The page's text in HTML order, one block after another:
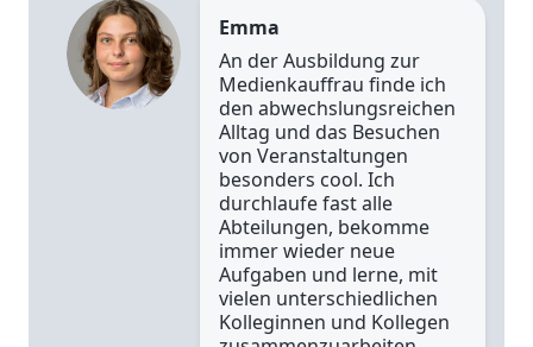
Emma
An der Ausbildung zur
Medienkauffrau finde ich
den abwechslungsreichen
Alltag und das Besuchen
von Veranstaltungen
besonders cool. Ich
durchlaufe fast alle
Abteilungen, bekomme
immer wieder neue
Aufgaben und lerne, mit
vielen unterschiedlichen
Kolleginnen und Kollegen